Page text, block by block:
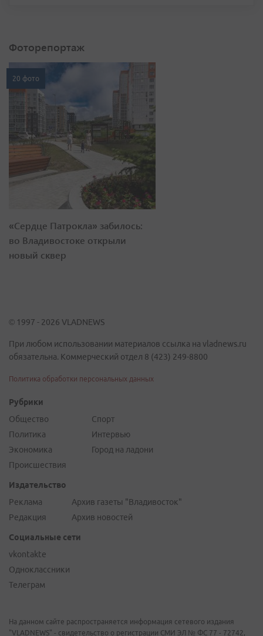
Фоторепортаж
20 фото
«Сердце Патрокла» забилось:
во Владивостоке открыли
новый сквер
© 1997 - 2026 VLADNEWS
При любом использовании материалов ссылка на vladnews.ru
обязательна. Коммерческий отдел 8 (423) 249-8800
Политика обработки персональных данных
Рубрики
Общество
Политика
Экономика
Происшествия
Спорт
Интервью
Город на ладони
Издательство
Реклама
Редакция
Архив газеты "Владивосток"
Архив новостей
Социальные сети
vkontakte
Одноклассники
Телеграм
На данном сайте распространяется информация сетевого издания
"VLADNEWS" - свидетельство о регистрации СМИ ЭЛ № ФС 77 - 72742,